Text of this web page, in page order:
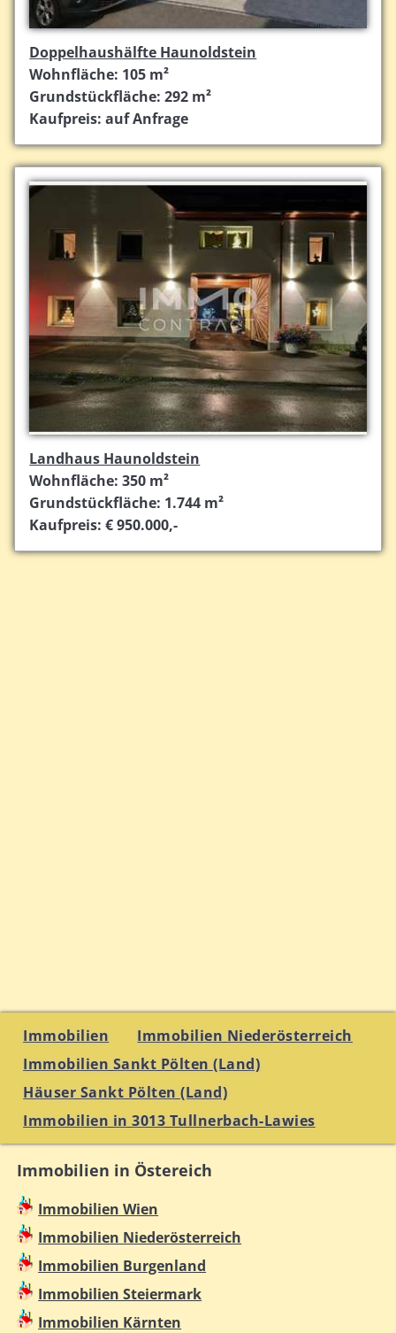
Doppelhaushälfte Haunoldstein
Wohnfläche: 105 m²
Grundstückfläche: 292 m²
Kaufpreis: auf Anfrage
Landhaus Haunoldstein
Wohnfläche: 350 m²
Grundstückfläche: 1.744 m²
Kaufpreis: € 950.000,-
Immobilien
Immobilien Niederösterreich
Immobilien Sankt Pölten (Land)
Häuser Sankt Pölten (Land)
Immobilien in 3013 Tullnerbach-Lawies
Immobilien in Östereich
Immobilien Wien
Immobilien Niederösterreich
Immobilien Burgenland
Immobilien Steiermark
Immobilien Kärnten